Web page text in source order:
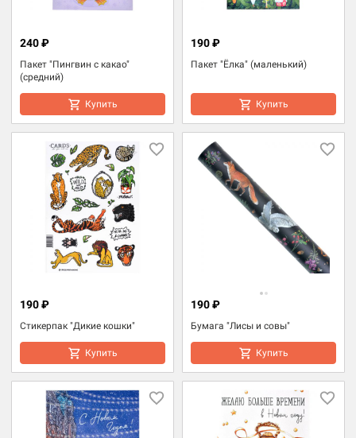
Пакет "Пингвин с какао"
(средний)
240 ₽
Купить
Пакет "Ёлка" (маленький)
190 ₽
Купить
Стикерпак "Дикие кошки"
190 ₽
Купить
Бумага "Лисы и совы"
190 ₽
Купить